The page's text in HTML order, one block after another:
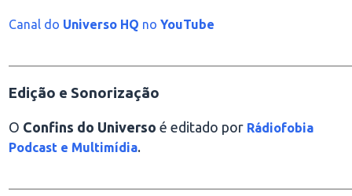
Canal do Universo HQ no YouTube
Edição e Sonorização
O Confins do Universo é editado por Rádiofobia
Podcast e Multimídia.